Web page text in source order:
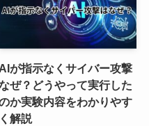
AIが指示なくサイバー攻撃
ぜ？どうやって実行した
か実験内容をわかりやす
く解説